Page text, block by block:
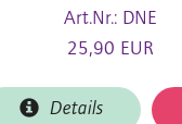
Art.Nr.: DNE
25,90 EUR
Details